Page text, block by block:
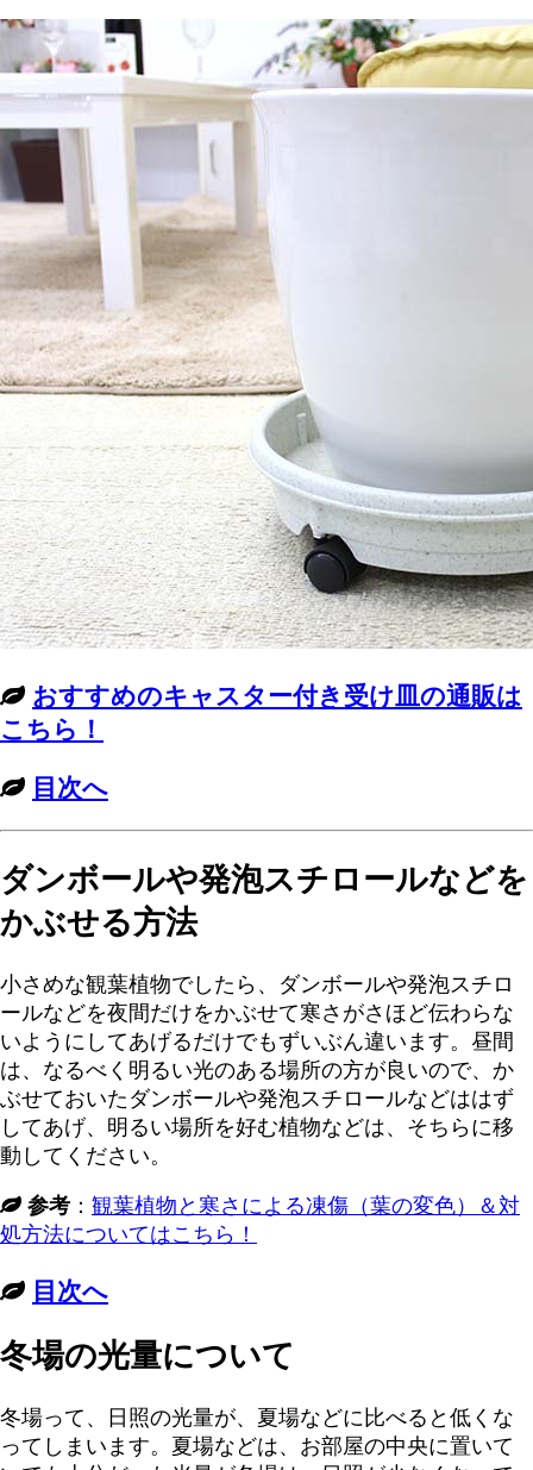
おすすめのキャスター付き受け皿の通販は
こちら！
目次へ
ダンボールや発泡スチロールなどを
かぶせる方法
小さめな観葉植物でしたら、ダンボールや発泡スチロ
ールなどを夜間だけをかぶせて寒さがさほど伝わらな
いようにしてあげるだけでもずいぶん違います。昼間
は、なるべく明るい光のある場所の方が良いので、か
ぶせておいたダンボールや発泡スチロールなどははず
してあげ、明るい場所を好む植物などは、そちらに移
動してください。
参考 ： 観葉植物と寒さによる凍傷（葉の変色）＆対
処方法についてはこちら！
目次へ
冬場の光量について
冬場って、日照の光量が、夏場などに比べると低くな
ってしまいます。夏場などは、お部屋の中央に置いて